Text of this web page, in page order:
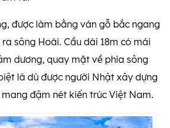
được làm bằng ván gỗ bắc ngang
sông Hoài. Cầu dài 18m có mái
dương, quay mặt về phía sông
là dù được người Nhật xây dựng
mang đậm nét kiến trúc Việt Nam.